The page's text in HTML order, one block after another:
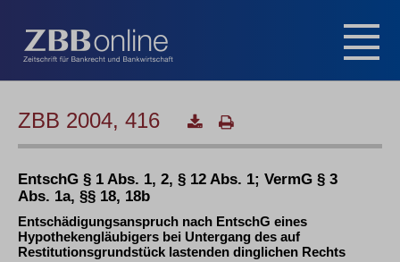
ZBB 2004, 416
EntschG § 1 Abs. 1, 2, § 12 Abs. 1; VermG § 3
Abs. 1a, §§ 18, 18b
Entschädigungsanspruch nach EntschG eines
Hypothekengläubigers bei Untergang des auf
Restitutionsgrundstück lastenden dinglichen Rechts